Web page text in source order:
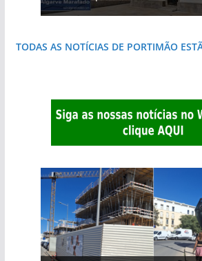
TODAS AS NOTÍCIAS DE PORTIMÃO